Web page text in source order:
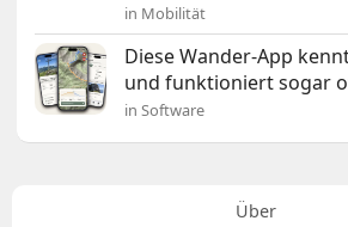
in Mobilität
Diese Wander-App
und funktioniert sogar
in Software
Über